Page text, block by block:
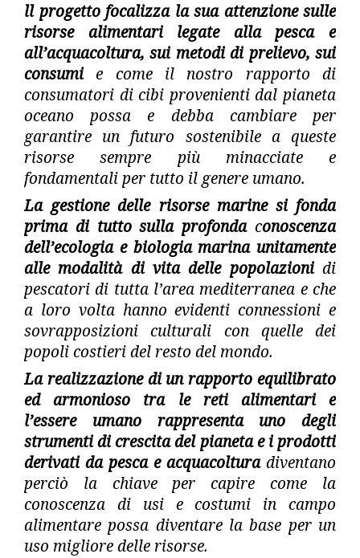
ll progetto focalizza la sua attenzione sulle
risorse alimentari legate alla pesca e
all’acquacoltura, sui metodi di prelievo, sui
consumie come il nostro rapporto di
consumatori di cibi provenienti dal pianeta
oceano possa e debba cambiare per
garantire un futuro sostenibile a queste
risorse sempre più minacciate e
fondamentali per tutto il genere umano.
La gestione delle risorse marine si fonda
prima di tutto sulla profondaconoscenza
dell’ecologia e biologia marina unitamente
alle modalità di vita delle popolazionidi
pescatori di tutta l’area mediterranea e che
a loro volta hanno evidenti connessioni e
sovrapposizioni culturali con quelle dei
popoli costieri del resto del mondo.
La realizzazione di un rapporto equilibrato
ed armonioso tra le reti alimentari e
l’essere umano rappresenta uno degli
strumenti di crescita del pianeta e i prodotti
derivati da pesca e acquacolturadiventano
perciò la chiave per capire come la
conoscenza di usi e costumi in campo
alimentare possa diventare la base per un
uso migliore delle risorse.